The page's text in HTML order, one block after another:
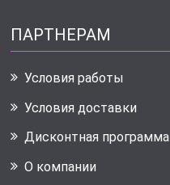
ПАРТНЕРАМ
Условия работы
Условия доставки
Дисконтная программа
О компании